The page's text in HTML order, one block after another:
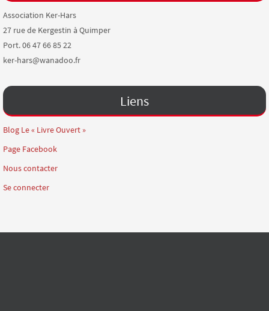
Association Ker-Hars
27 rue de Kergestin à Quimper
Port. 06 47 66 85 22
ker-hars@wanadoo.fr
Liens
Blog Le « Livre Ouvert »
Page Facebook
Nous contacter
Se connecter